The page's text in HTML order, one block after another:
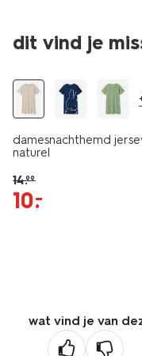
dit vind je
sale
damesnachthemd
naturel
14.99
10.
–
wat vind je van